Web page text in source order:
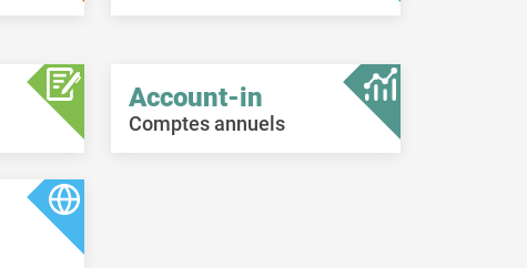
Account-in
Comptes annuels